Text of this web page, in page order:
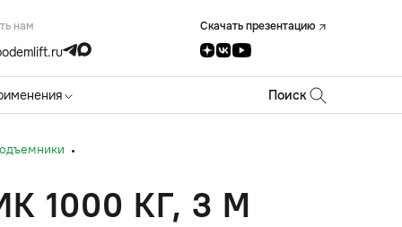
нам Скачать презентацию
Поиск
КГ, 3 М